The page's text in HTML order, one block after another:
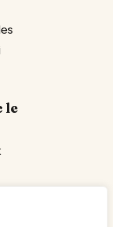
le